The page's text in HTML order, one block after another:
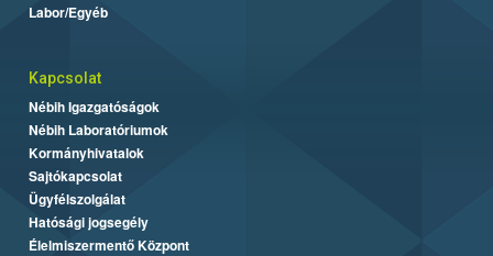
Labor/Egyéb
Kapcsolat
Nébih Igazgatóságok
Nébih Laboratóriumok
Kormányhivatalok
Sajtókapcsolat
Ügyfélszolgálat
Hatósági jogsegély
Élelmiszermentő Központ